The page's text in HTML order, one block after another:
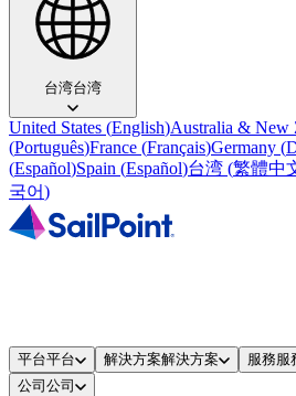
台湾台湾
United States (English)Australia & New
(Português)France (Français)Germany (
(Español)Spain (Español)台湾 (繁體中
국어)
平台平台 解決方案解決方案 服務服
公司 公司